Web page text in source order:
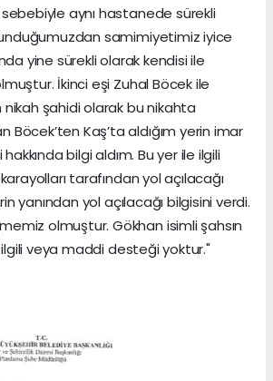
aynı hastanede sürekli
samimiyetimiz iyice
yine sürekli olarak kendisi ile
İkinci eşi Zuhal Böcek ile
şahidi olarak bu nikahta
Böcek’ten Kaş’ta aldığım yerin imar
bilgi aldım. Bu yer ile ilgili
tarafından yol açılacağı
yanından yol açılacağı bilgisini verdi.
olmuştur. Gökhan isimli şahsın
veya maddi desteği yoktur."